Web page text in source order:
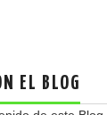
EL BLOG